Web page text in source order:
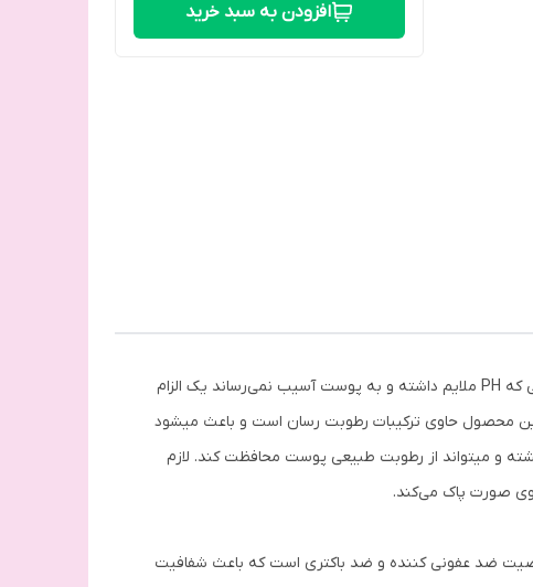
افزودن به سبد خرید
ژل شستشوی صورت گلاب دیپ سنس سی گل به داشتن پوستی سالم و شاداب کمک می‌کند. شستن صورت با شوینده‌هایی که PH ملایم داشته و به پوست آسیب نمی‌رساند یک الزام
است. ژل شستشوی صورت گلاب دیپ سنس با ترکیبات فعالی که دارد با رطوبت رسانی بالا به شادابی پوست کمک می‌کند. این محصول حاوی ترکیبات رطوبت رسان است و باعث می‎شود
تا بعد از شستشو، پوست صورت احساس خشکی یا التهاب نداشته باشد. با استفاده از این ژل شوینده شادابی به پوست برگشته و می‎تواند از رطوبت طبیعی پوست محافظت کند. لازم
صورت پاک می‌کند.
ضد عفونی کننده و ضد باکتری است که باعث شفافیت